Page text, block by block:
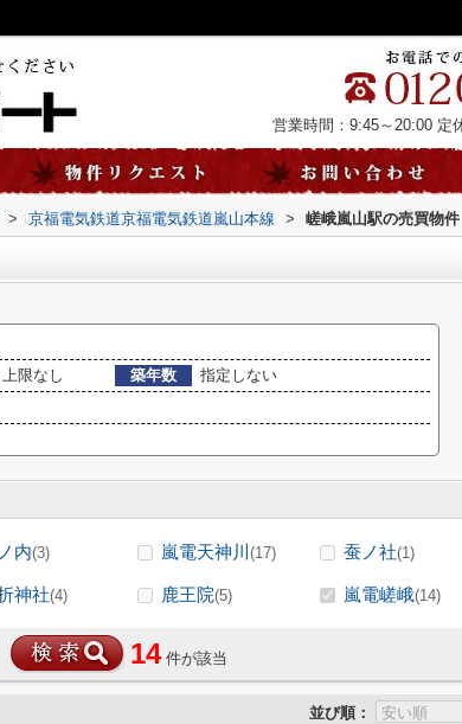
営業時間：9:45～20:00 定
> 京福電気鉄道京福電気鉄道嵐山本線 > 嵯峨嵐山駅の売買物件
限なし 築年数
指定しない
内(3) 嵐電天神川 (17) 蚕ノ社(1)
神社(4) 鹿王院(5) 嵐電嵯峨(14)
14 件が該当
並び順：